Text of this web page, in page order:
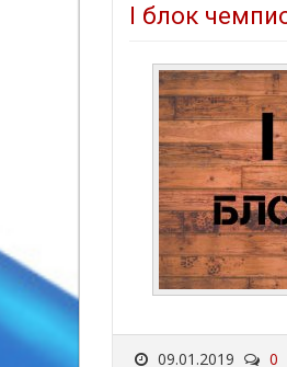
I блок
09.01.2019 0